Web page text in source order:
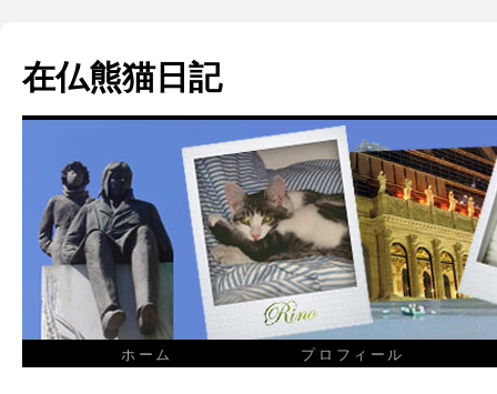
在仏熊猫日記
ホーム プロフィール